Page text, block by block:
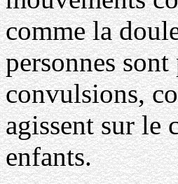
comme la
personnes
convulsions,
agissent sur le
enfants.